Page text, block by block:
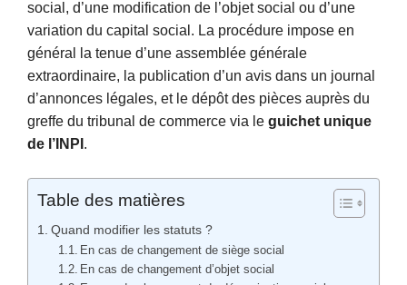
social, d’une modification de l’objet social ou d’une
variation du capital social. La procédure impose en
général la tenue d’une assemblée générale
extraordinaire, la publication d’un avis dans un journal
d’annonces légales, et le dépôt des pièces auprès du
greffe du tribunal de commerce via le guichet unique
de l’INPI .
Table des matières
Quand modifier les statuts ?
En cas de changement de siège social
En cas de changement d’objet social